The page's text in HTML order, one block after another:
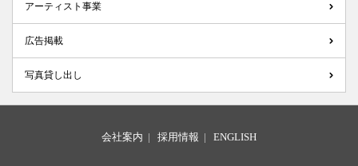
アーティスト事業
広告掲載
写真貸し出し
会社案内 | 採用情報 | ENGLISH